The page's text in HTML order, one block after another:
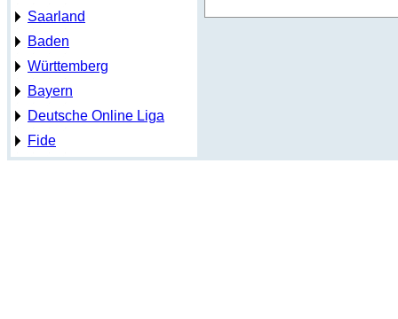
Saarland
Baden
Württemberg
Bayern
Deutsche Online Liga
Fide